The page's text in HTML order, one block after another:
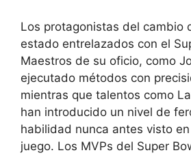
Los protagonistas del cambio
estado entrelazados con el
Maestros de su oficio, como
ejecutado métodos con
mientras que talentos como
han introducido un nivel de
habilidad nunca antes visto
juego. Los MVPs del Super